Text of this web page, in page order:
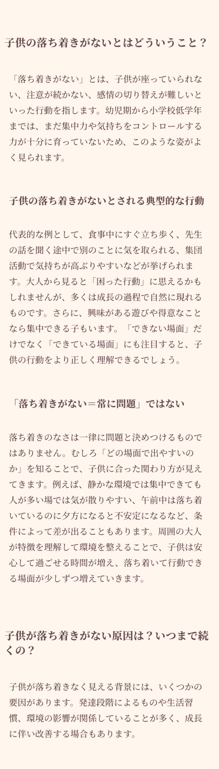
子供の落ち着きがないとはどういうこと？
「落ち着きがない」とは、子供が座っていられな
い、注意が続かない、感情の切り替えが難しいと
いった行動を指します。幼児期から小学校低学年
までは、まだ集中力や気持ちをコントロールする
力が十分に育っていないため、このような姿がよ
く見られます。
子供の落ち着きがないとされる典型的な行動
代表的な例として、食事中にすぐ立ち歩く、先生
の話を聞く途中で別のことに気を取られる、集団
活動で気持ちが高ぶりやすいなどが挙げられま
す。大人から見ると「困った行動」に思えるかも
しれませんが、多くは成長の過程で自然に現れる
ものです。さらに、興味がある遊びや得意なこと
なら集中できる子もいます。「できない場面」だ
けでなく「できている場面」にも注目すると、子
供の行動をより正しく理解できるでしょう。
「落ち着きがない＝常に問題」ではない
落ち着きのなさは一律に問題と決めつけるもので
はありません。むしろ「どの場面で出やすいの
か」を知ることで、子供に合った関わり方が見え
てきます。例えば、静かな環境では集中できても
人が多い場では気が散りやすい、午前中は落ち着
いているのに夕方になると不安定になるなど、条
件によって差が出ることもあります。周囲の大人
が特徴を理解して環境を整えることで、子供は安
心して過ごせる時間が増え、落ち着いて行動でき
る場面が少しずつ増えていきます。
子供が落ち着きがない原因は？いつまで続
くの？
子供が落ち着きなく見える背景には、いくつかの
要因があります。発達段階によるものや生活習
慣、環境の影響が関係していることが多く、成長
に伴い改善する場合もあります。